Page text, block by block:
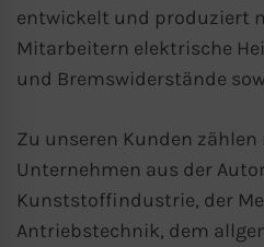
entwickelt und produziert
Mitarbeitern elektrische
und Bremswiderstände
Zu unseren Kunden
Unternehmen aus der
Kunststoffindustrie, der
Antriebstechnik, dem